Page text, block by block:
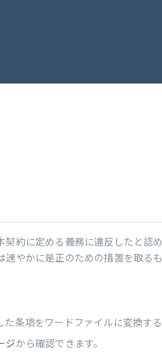
に定める義務に違反したと認
やかに是正のための措置を取るも
条項をワードファイルに変換する
ジから確認できます。